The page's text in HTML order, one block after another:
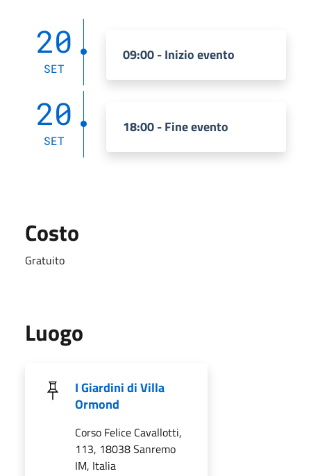
20
SET
09:00 - Inizio evento
20
SET
18:00 - Fine evento
Costo
Gratuito
Luogo
I Giardini di Villa
Ormond
Corso Felice Cavallotti,
113, 18038 Sanremo
IM, Italia